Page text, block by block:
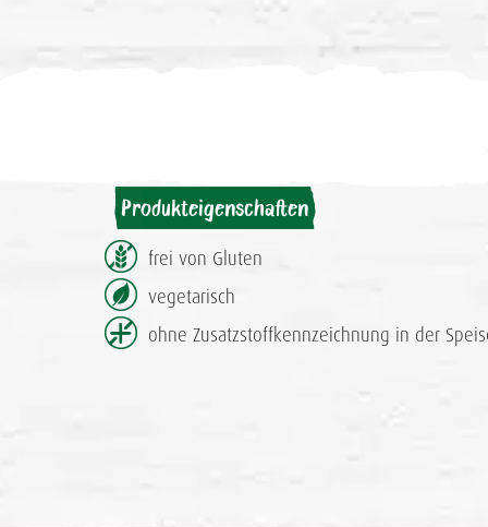
Produkteigenschaften
frei von Gluten
vegetarisch
ohne Zusatzstoff­kennzeichnung in der